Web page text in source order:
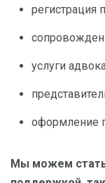
регистрация
услуги
оформление
Мы можем